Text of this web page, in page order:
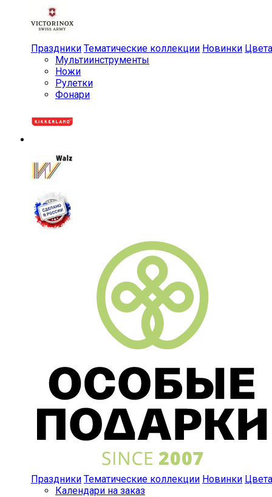
Праздники Тематические коллекции Новинки Цвета
Мульти­инструменты
Ножи
Рулетки
Фонари
Праздники Тематические коллекции Новинки Цвета
Календари на заказ